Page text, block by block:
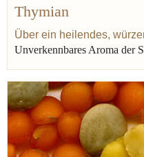
Thymian
Über ein heilendes,
Unverkennbares Aroma der